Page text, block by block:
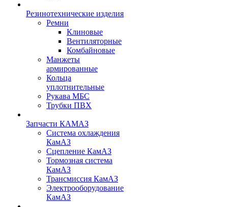
Резинотехнические изделия
Ремни
Клиновые
Вентиляторные
Комбайновые
Манжеты
армированные
Кольца
уплотнительные
Рукава МБС
Трубки ПВХ
Запчасти КАМАЗ
Система охлаждения
КамАЗ
Сцепление КамАЗ
Тормозная система
КамАЗ
Трансмиссия КамАЗ
Электрооборудование
КамАЗ